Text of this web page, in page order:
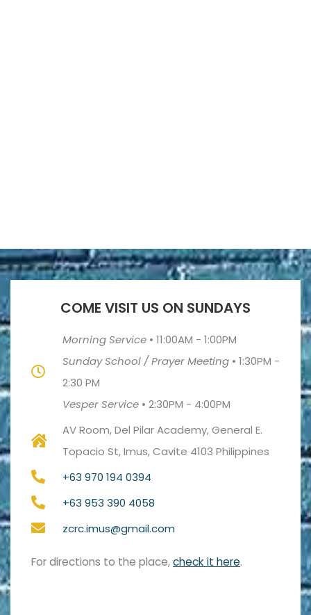
COME VISIT US ON SUNDAYS
Morning Service • 11:00AM - 1:00PM
Sunday School / Prayer Meeting • 1:30PM -
2:30 PM
Vesper Service • 2:30PM - 4:00PM
AV Room, Del Pilar Academy, General E.
Topacio St, Imus, Cavite 4103 Philippines
+63 970 194 0394
+63 953 390 4058
zcrc.imus@gmail.com
For directions to the place,check it here.